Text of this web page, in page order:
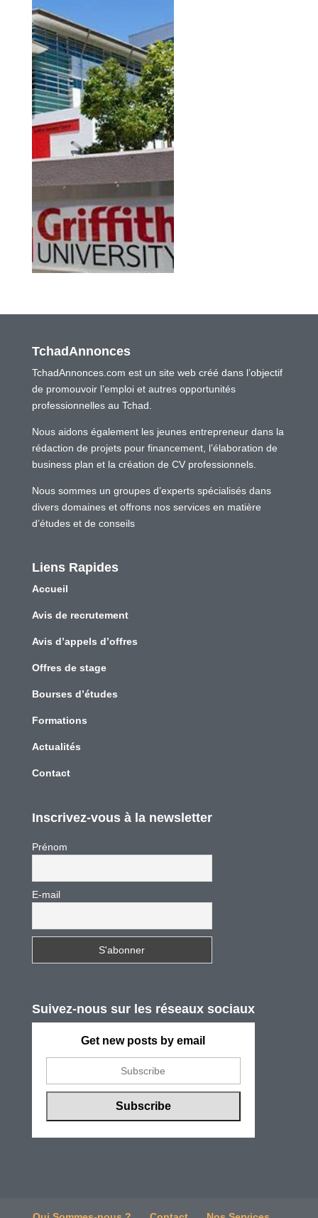
TchadAnnonces
TchadAnnonces.com est un site web créé dans l’objectif
de promouvoir l’emploi et autres opportunités
professionnelles au Tchad.
Nous aidons également les jeunes entrepreneur dans la
rédaction de projets pour financement, l’élaboration de
business plan et la création de CV professionnels.
Nous sommes un groupes d’experts spécialisés dans
divers domaines et offrons nos services en matière
d’études et de conseils
Liens Rapides
Accueil
Avis de recrutement
Avis d’appels d’offres
Offres de stage
Bourses d’études
Formations
Actualités
Contact
Inscrivez-vous à la newsletter
Prénom
E-mail
Suivez-nous sur les réseaux sociaux
Get new posts by email